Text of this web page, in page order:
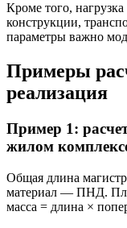
Кроме того,
конструкции,
параметры важно
Примеры
реализация
Пример 1:
жилом
Общая длина
материал — ПНД.
масса = длина ×